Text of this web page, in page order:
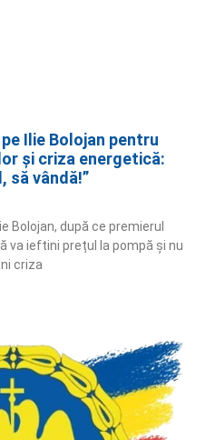
Ilie Bolojan pentru
și criza energetică:
să vândă!”
Bolojan, după ce premierul
va ieftini prețul la pompă și nu
criza